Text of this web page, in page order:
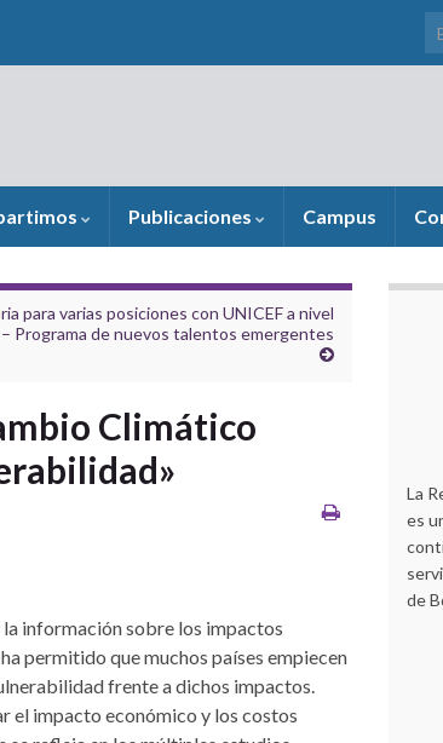
Publicaciones Campus
para varias posiciones con UNICEF a nivel
Programa de nuevos talentos emergentes
Climático
información sobre los impactos
permitido que muchos países empiecen
frente a dichos impactos.
el impacto económico y los costos
La
es
de